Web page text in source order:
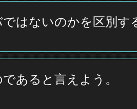
はないのかを区別す
あると言えよう。